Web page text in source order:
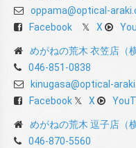
oppama@optical-
Facebook
X
めがねの荒木 衣笠店（
046-851-0838
kinugasa@optical-
Facebook
X
めがねの荒木 逗子店（
046-870-5560